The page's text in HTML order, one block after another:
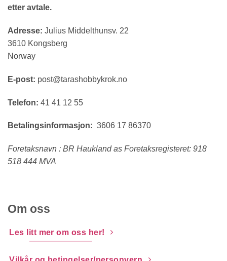
etter avtale.
Adresse: Julius Middelthunsv. 22
3610 Kongsberg
Norway
E-post: post@tarashobbykrok.no
Telefon: 41 41 12 55
Betalingsinformasjon: 3606 17 86370
Foretaksnavn : BR Haukland as Foretaksregisteret: 918
518 444 MVA
Om oss
Les litt mer om oss her!